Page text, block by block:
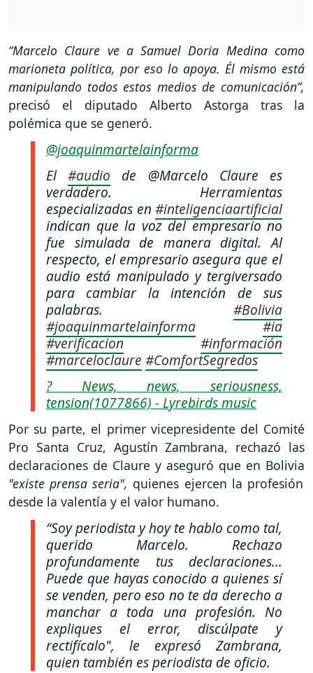
“Marcelo Claure ve a Samuel Doria Medina como
marioneta política, por eso lo apoya. Él mismo está
manipulando todos estos medios de comunicación”,
precisó el diputado Alberto Astorga tras la
polémica que se generó.
@joaquinmartelainforma
El#audio de @Marcelo Claure es
verdadero. Herramientas
especializadas en #inteligenciaartificial
indican que la voz del empresario no
fue simulada de manera digital. Al
respecto, el empresario asegura que el
audio está manipulado y tergiversado
para cambiar la intención de sus
palabras. #Bolivia
#joaquinmartelainforma
#ia
#verificacion
#información
#marceloclaure #ComfortSegredos
? News, news, seriousness,
tension(1077866) - Lyrebirds music
Por su parte, el primer vicepresidente del Comité
Pro Santa Cruz, Agustín Zambrana, rechazó las
declaraciones de Claure y aseguró que en Bolivia
"existe prensa seria", quienes ejercen la profesión
desde la valentía y el valor humano.
“Soy periodista y hoy te hablo como tal,
querido Marcelo. Rechazo
profundamente tus declaraciones...
Puede que hayas conocido a quienes sí
se venden, pero eso no te da derecho a
manchar a toda una profesión. No
expliques el error, discúlpate y
rectifícalo", le expresó Zambrana,
quien también es periodista de oficio.